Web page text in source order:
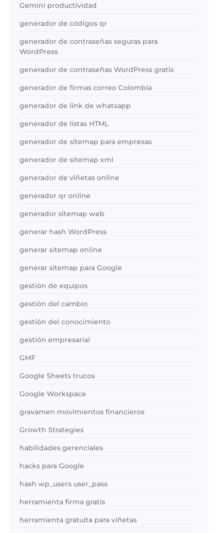
Gemini productividad
generador de códigos qr
generador de contraseñas seguras para
WordPress
generador de contraseñas WordPress gratis
generador de firmas correo Colombia
generador de link de whatsapp
generador de listas HTML
generador de sitemap para empresas
generador de sitemap xml
generador de viñetas online
generador qr online
generador sitemap web
generar hash WordPress
generar sitemap online
generar sitemap para Google
gestión de equipos
gestión del cambio
gestión del conocimiento
gestión empresarial
GMF
Google Sheets trucos
Google Workspace
gravamen movimientos financieros
Growth Strategies
habilidades gerenciales
hacks para Google
hash wp_users user_pass
herramienta firma gratis
herramienta gratuita para viñetas